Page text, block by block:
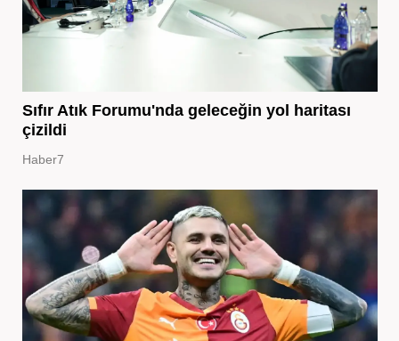
Sıfır Atık Forumu'nda geleceğin yol haritası
çizildi
Haber7